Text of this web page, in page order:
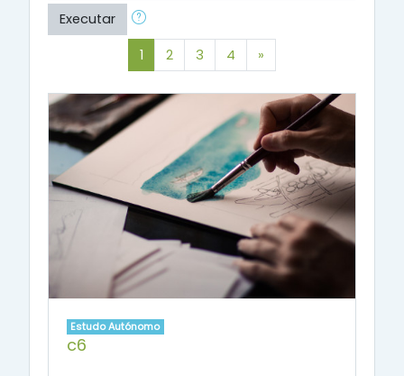
Executar
1 (atual)
2 3 4 »
Estudo Autónomo
c6